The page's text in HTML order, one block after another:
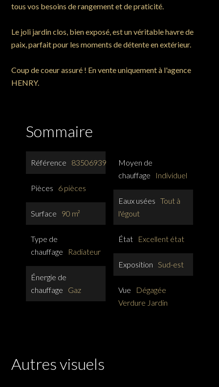
tous vos besoins de rangement et de praticité.
Le joli jardin clos, bien exposé, est un véritable havre de
paix, parfait pour les moments de détente en extérieur.
Coup de coeur assuré ! En vente uniquement à l'agence
HENRY.
Sommaire
Référence 83506939
Pièces 6 pièces
Surface 90 m²
Type de
chauffage
Radiateur
Énergie de
chauffage
Gaz
Moyen de
chauffage
Individuel
Eaux usées Tout à
l'égout
État Excellent état
Exposition Sud-est
Vue
Dégagée
Verdure Jardin
Autres visuels